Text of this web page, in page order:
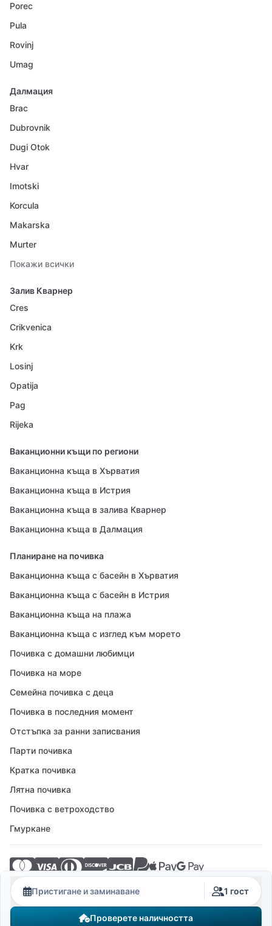
Пристигане и заминаване 1 гост
Проверете наличността
Porec
Pula
Rovinj
Umag
Далмация
Brac
Dubrovnik
Dugi Otok
Hvar
Imotski
Korcula
Makarska
Murter
Покажи всички
Залив Кварнер
Cres
Crikvenica
Krk
Losinj
Opatija
Pag
Rijeka
Ваканционни къщи по региони
Ваканционна къща в Хърватия
Ваканционна къща в Истрия
Ваканционна къща в залива Кварнер
Ваканционна къща в Далмация
Планиране на почивка
Ваканционна къща с басейн в Хърватия
Ваканционна къща с басейн в Истрия
Ваканционна къща на плажа
Ваканционна къща с изглед към морето
Почивка с домашни любимци
Почивка на море
Семейна почивка с деца
Почивка в последния момент
Отстъпка за ранни записвания
Парти почивка
Кратка почивка
Лятна почивка
Почивка с ветроходство
Гмуркане
© 2026 Crovillas GmbH